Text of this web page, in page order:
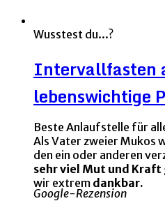
Wusstest du...?
Intervallfasten
lebenswichtige
Beste Anlaufstelle für
Als Vater zweier Mukos
den ein oder anderen
sehr viel Mut und Kraft
wir extrem dankbar.
Google-Rezension